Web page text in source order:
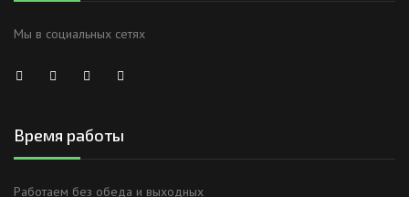
Мы в социальных сетях
Время работы
Работаем без обеда и выходных